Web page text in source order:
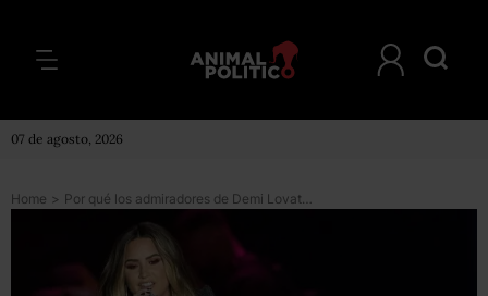
07 de agosto, 2026
Home > Por qué los admiradores de Demi Lovato dicen que la cantante dio pistas de su estado en la canción “Sober”